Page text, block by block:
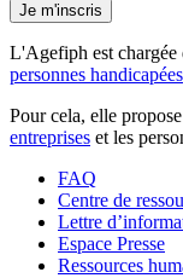
Je m'inscris
L'Agefiph est chargée
personnes handicapées
Pour cela, elle
entreprises et les
FAQ
Centre de
Lettre
Espace Presse
Ressources